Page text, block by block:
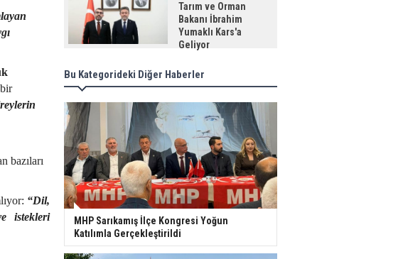
bazıları
“Dil,
istekleri
Tarım ve Orman
Bakanı İbrahim
Yumaklı Kars'a
Geliyor
Bu Kategorideki Diğer Haberler
MHP Sarıkamış İlçe Kongresi Yoğun
Katılımla Gerçekleştirildi